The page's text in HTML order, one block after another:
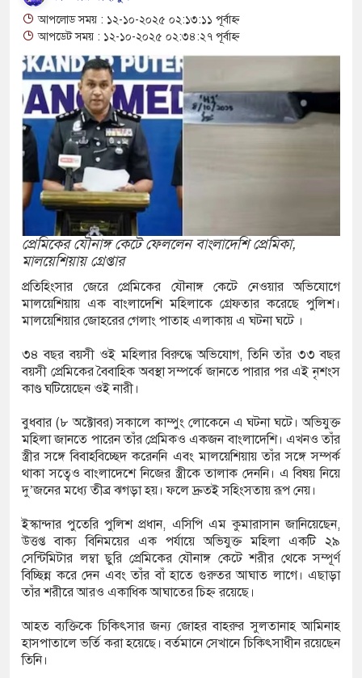
টেকসই প্রযুক্তিনির্ভর উন্নয়ন: ফকির মাহবুব আনাম
হত্যা মামলার তিন আসামি গ্রেপ্তার
পাটের দরপতন চাষিরা হতাশ
অস্থিতিশীলতা তৈরিতে একটি চক্র সক্রিয়:
নিয়ে দ্বন্দ্ব, ছুরিকাঘাতে যুবলীগ নেতা
সময় পাঁচতলা ভবন থেকে পড়ে ছাত্রদল
গঠন
৪ শিশুর মৃত্যু, নতুন আক্রান্ত ৭৭৬
পুলিশিং সভা
গাঁজাসহ মাদক কারবারি আটক, পিকআপ জব্দ
আপলোড সময় : ১২-১০-২০২৫ ০২:১৩:১১ পূর্বাহ্ন
আপডেট সময় : ১২-১০-২০২৫ ০২:৩৪:২৭ পূর্বাহ্ন
প্রেমিকের যৌনাঙ্গ কেটে ফেললেন বাংলাদেশি প্রেমিকা,
মালয়েশিয়ায় গ্রেপ্তার
প্রতিহিংসার জেরে প্রেমিকের যৌনাঙ্গ কেটে নেওয়ার অভিযোগে
মালয়েশিয়ায় এক বাংলাদেশি মহিলাকে গ্রেফতার করেছে পুলিশ।
মালয়েশিয়ার জোহরের গেলাং পাতাহ এলাকায় এ ঘটনা ঘটে ।
৩৪ বছর বয়সী ওই মহিলার বিরুদ্ধে অভিযোগ, তিনি তাঁর ৩৩ বছর
বয়সী প্রেমিকের বৈবাহিক অবস্থা সম্পর্কে জানতে পারার পর এই নৃশংস
কাণ্ড ঘটিয়েছেন ওই নারী।
বুধবার (৮ অক্টোবর) সকালে কাম্পুং লোকেনে এ ঘটনা ঘটে। অভিযুক্ত
মহিলা জানতে পারেন তাঁর প্রেমিকও একজন বাংলাদেশি। এখনও তাঁর
স্ত্রীর সঙ্গে বিবাহবিচ্ছেদ করেননি এবং মালয়েশিয়ায় তাঁর সঙ্গে সম্পর্ক
থাকা সত্বেও বাংলাদেশে নিজের স্ত্রীকে তালাক দেননি। এ বিষয় নিয়ে
দু’জনের মধ্যে তীব্র ঝগড়া হয়। ফলে দ্রুতই সহিংসতায় রূপ নেয়।
ইস্কান্দার পুতেরি পুলিশ প্রধান, এসিপি এম কুমারাসান জানিয়েছেন,
উত্তপ্ত বাক্য বিনিময়ের এক পর্যায়ে অভিযুক্ত মহিলা একটি ২৯
সেন্টিমিটার লম্বা ছুরি প্রেমিকের যৌনাঙ্গ কেটে শরীর থেকে সম্পূর্ণ
বিচ্ছিন্ন করে দেন এবং তাঁর বাঁ হাতে গুরুতর আঘাত লাগে। এছাড়া
তাঁর শরীরে আরও একাধিক আঘাতের চিহ্ন রয়েছে।
আহত ব্যক্তিকে চিকিৎসার জন্য জোহর বাহরুর সুলতানাহ আমিনাহ
হাসপাতালে ভর্তি করা হয়েছে। বর্তমানে সেখানে চিকিৎসাধীন রয়েছেন
তিনি।